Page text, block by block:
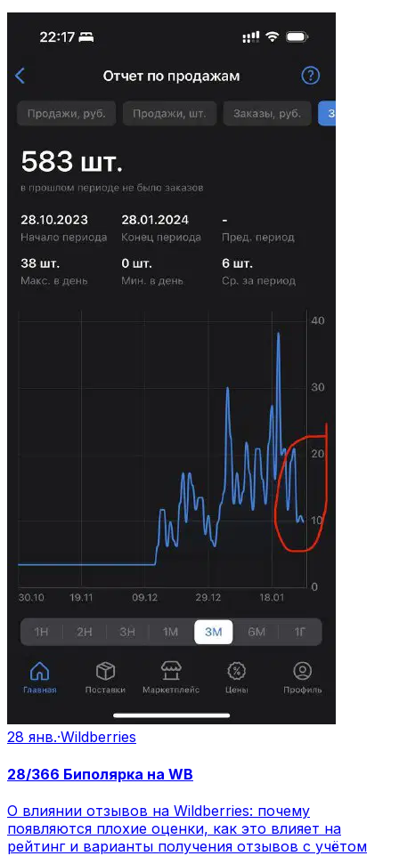
28 янв.·Wildberries
28/366 Биполярка на WB
О влиянии отзывов на Wildberries: почему
появляются плохие оценки, как это влияет на
рейтинг и варианты получения отзывов с учётом